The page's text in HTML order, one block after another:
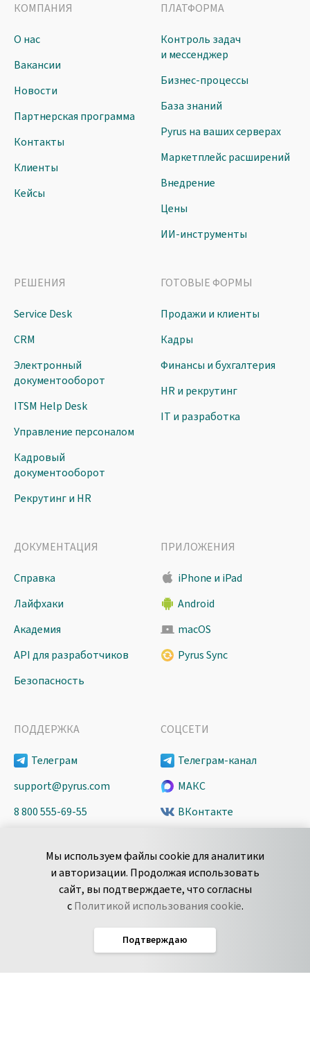
Мы используем файлы cookie для аналитики
и авторизации. Продолжая использовать
сайт, вы подтверждаете, что согласны
сПолитикой использования cookie.
Подтверждаю
КОМПАНИЯ
О нас
Вакансии
Новости
Партнерская программа
Контакты
Клиенты
Кейсы
ПЛАТФОРМА
Контроль задач
и мессенджер
Бизнес-процессы
База знаний
Pyrus на ваших серверах
Маркетплейс расширений
Внедрение
Цены
ИИ-инструменты
РЕШЕНИЯ
Service Desk
CRM
Электронный
документооборот
ITSM Help Desk
Управление персоналом
Кадровый
документооборот
Рекрутинг и HR
ГОТОВЫЕ ФОРМЫ
Продажи и клиенты
Кадры
Финансы и бухгалтерия
HR и рекрутинг
IT и разработка
ДОКУМЕНТАЦИЯ
Справка
Лайфхаки
Академия
API для разработчиков
Безопасность
ПРИЛОЖЕНИЯ
iPhone и iPad
Android
macOS
Pyrus Sync
ПОДДЕРЖКА
Телеграм
support@pyrus.com
8 800 555-69-55
пн-пт с 9 до 18 часов (Мск)
Сообщить об
уязвимости
СОЦСЕТИ
Телеграм-канал
МАКС
ВКонтакте
Spark
Дзен
Соглашение об обработке данных